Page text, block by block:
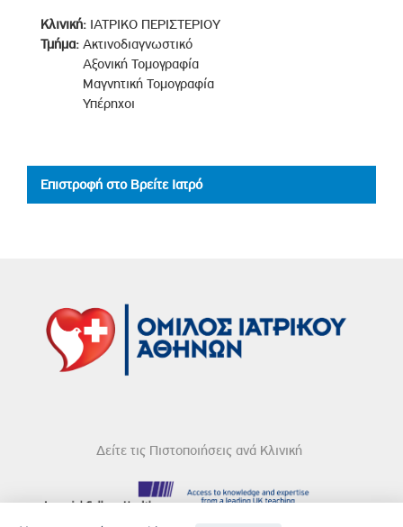
Κλινική: ΙΑΤΡΙΚΟ ΠΕΡΙΣΤΕΡΙΟΥ
Τμήμα: Ακτινοδιαγνωστικό
Αξονική Τομογραφία
Μαγνητική Τομογραφία
Υπέρηχοι
Επιστροφή στο Βρείτε Ιατρό
Δείτε τις Πιστοποιήσεις ανά Κλινική